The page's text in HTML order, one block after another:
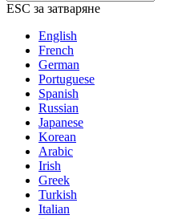
ESC за затваряне
English
French
German
Portuguese
Spanish
Russian
Japanese
Korean
Arabic
Irish
Greek
Turkish
Italian